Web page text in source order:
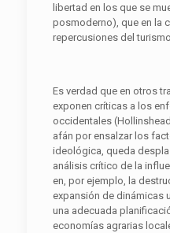
libertad en los que se
posmoderno), que en la
repercusiones del
Es verdad que en otros
exponen críticas a los
occidentales
afán por ensalzar los
ideológica, queda
análisis crítico de la
en, por ejemplo, la
expansión de dinámicas
una adecuada
economías agrarias